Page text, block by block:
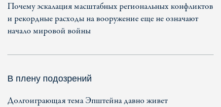
Почему эскалация масштабных региональных конфликтов
и рекордные расходы на вооружение еще не означают
начало мировой войны
В плену подозрений
Долгоиграющая тема Эпштейна давно живет